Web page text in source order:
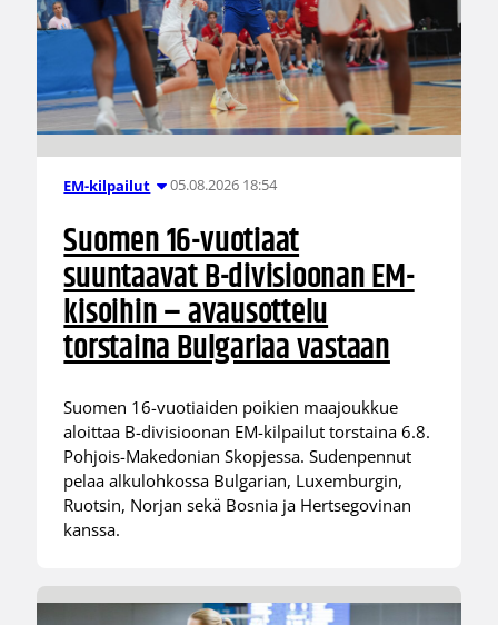
EM-kilpailut 05.08.2026 18:54
Suomen 16-vuotiaat
suuntaavat B-divisioonan EM-
kisoihin – avausottelu
torstaina Bulgariaa vastaan
Suomen 16-vuotiaiden poikien maajoukkue
aloittaa B-divisioonan EM-kilpailut torstaina 6.8.
Pohjois-Makedonian Skopjessa. Sudenpennut
pelaa alkulohkossa Bulgarian, Luxemburgin,
Ruotsin, Norjan sekä Bosnia ja Hertsegovinan
kanssa.